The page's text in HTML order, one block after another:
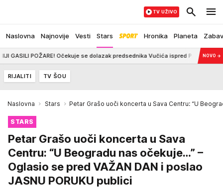
Naslovna Najnovije Vesti Stars Hronika Planeta
TV UŽIVO
POŽARE! Očekuje se dolazak predsednika Vučića ispred Palate SrbijaNOVO →
RIJALITI TV ŠOU
Naslovna Stars Petar Grašo uoči koncerta u Sava Centru: “U
STARS
Petar Grašo uoči koncerta u Sava
Centru: “U Beogradu nas očekuje…” –
Oglasio se pred VAŽAN DAN i poslao
JASNU PORUKU publici